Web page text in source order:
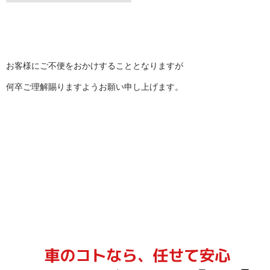
お客様にご不便をおかけすることとなりますが
何卒ご理解賜りますようお願い申し上げます。